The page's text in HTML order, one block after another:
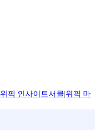
위픽 인사이트서클|위픽 마